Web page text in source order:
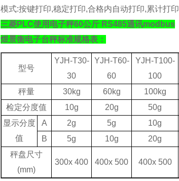
模式:按键打印,稳定打印,合格内自动打印,累计打印
三菱PLC使用电子秤60公斤 RS485通讯modbus
煜景衡电子台秤标准规格表：
型号
YJH-T30-
30
YJH-T60-
60
YJH-T100-
100
秤量
30kg 60kg 100kg
检定分度值
10g 20g 50g
显示分度
值
A 2g 5g 10g
B
5g 10g 20g
秤盘尺寸
(mm)
300x 400 400x 500 400x 500